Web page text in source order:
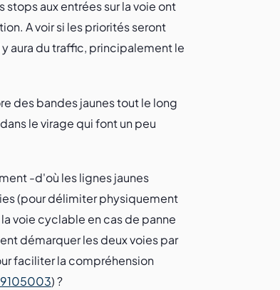
aux entrées sur la voie ont
A voir si les priorités seront
aura du traffic, principalement le
des bandes jaunes tout le long
le virage qui font un peu
-d'où les lignes jaunes
(pour délimiter physiquement
voie cyclable en cas de panne
démarquer les deux voies par
faciliter la compréhension
) ?